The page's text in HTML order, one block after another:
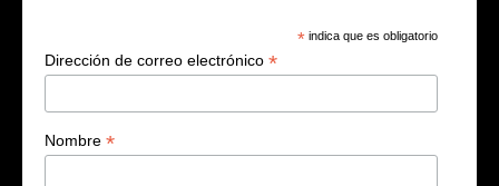
* indica que es obligatorio
Dirección de correo electrónico *
Nombre *